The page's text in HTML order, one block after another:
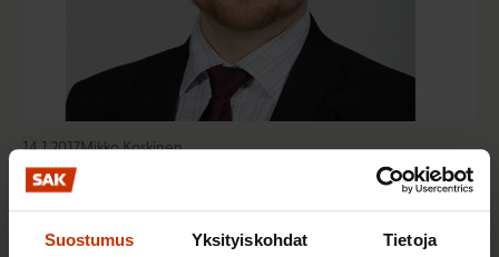
Suostumus Yksityiskohdat Tietoja
14.1.2017Mikko Koskinen
Ammatillisella koulutuksella on keskeinen
merkitys muutoksen hallinnassa